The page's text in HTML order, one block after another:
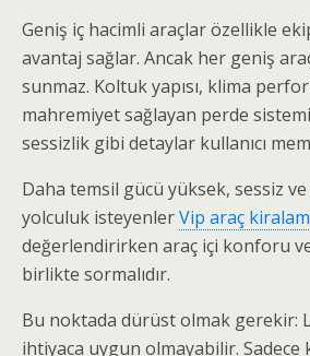
Geniş iç hacimli araçlar özellikle
avantaj sağlar. Ancak her geniş
sunmaz. Koltuk yapısı, klima
mahremiyet sağlayan perde
sessizlik gibi detaylar kullanıcı
Daha temsil gücü yüksek, sessiz ve
yolculuk isteyenlerVip araç
değerlendirirken araç içi konforu
birlikte sormalıdır.
Bu noktada dürüst olmak gerekir:
ihtiyaca uygun olmayabilir. Sadece